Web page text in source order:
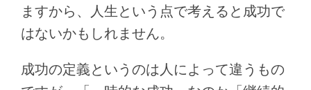
ますから、人生という点で考えると成功で
はないかもしれません。
成功の定義というのは人によって違うもの